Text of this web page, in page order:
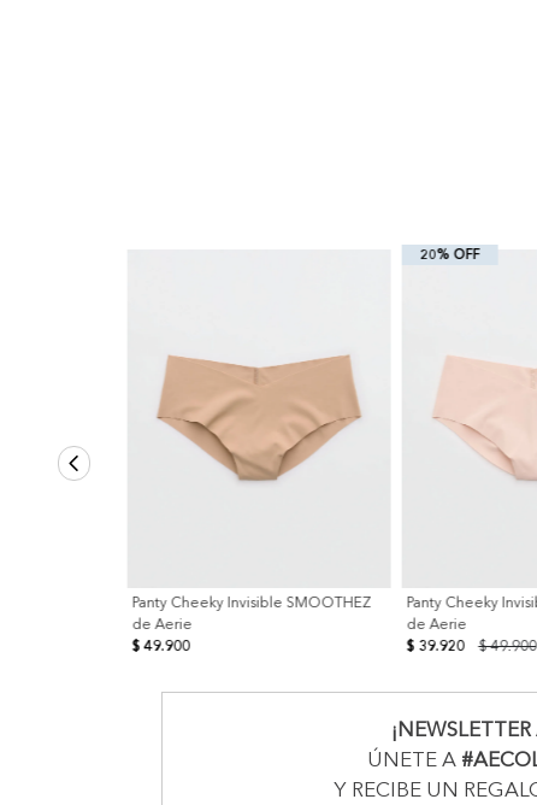
Panty Cheeky Invisible SMOOTHEZ
de Aerie
$ 49.900
20% OFF
Panty Cheeky
de Aerie
$ 49.900
$ 39.920
ÚNETE A
Y RECIBE UN